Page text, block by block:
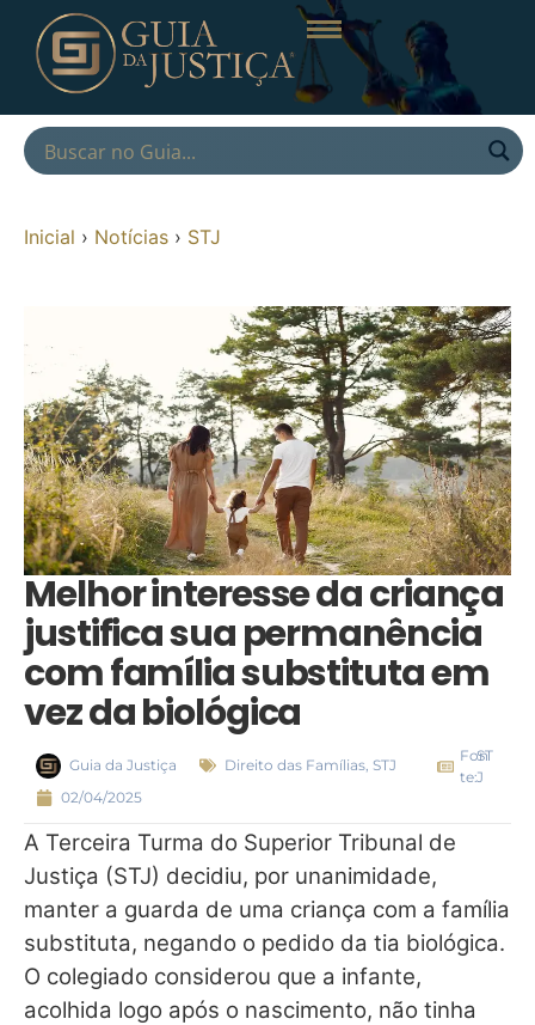
Inicial › Notícias › STJ
Melhor interesse da criança
justifica sua permanência
com família substituta em
vez da biológica
Guia da Justiça Direito das Famílias, STJ
02/04/2025
Fon
te:
ST
J
A Terceira Turma do Superior Tribunal de
Justiça (STJ) decidiu, por unanimidade,
manter a guarda de uma criança com a família
substituta, negando o pedido da tia biológica.
O colegiado considerou que a infante,
acolhida logo após o nascimento, não tinha